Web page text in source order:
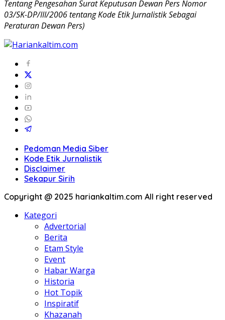
Tentang Pengesahan Surat Keputusan Dewan Pers Nomor
03/SK-DP/III/2006 tentang Kode Etik Jurnalistik Sebagai
Peraturan Dewan Pers)
Pedoman Media Siber
Kode Etik Jurnalistik
Disclaimer
Sekapur Sirih
Copyright @ 2025 hariankaltim.com All right reserved
Kategori
Advertorial
Berita
Etam Style
Event
Habar Warga
Historia
Hot Topik
Inspiratif
Khazanah